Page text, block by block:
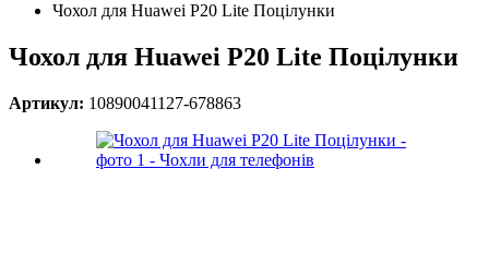
Чохол для Huawei P20 Lite Поцілунки
Чохол для Huawei P20 Lite Поцілунки
Артикул: 10890041127-678863